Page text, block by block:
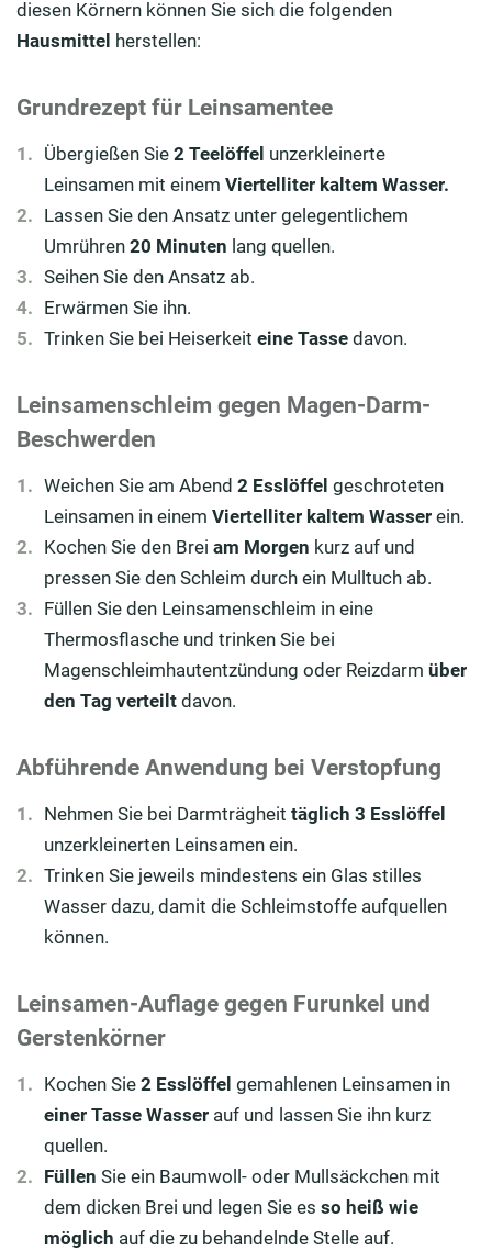
diesen Körnern können Sie sich die folgenden
Hausmittel herstellen:
Grundrezept für Leinsamentee
Übergießen Sie 2 Teelöffel unzerkleinerte
Leinsamen mit einem Viertelliter kaltem Wasser.
Lassen Sie den Ansatz unter gelegentlichem
Umrühren 20 Minuten lang quellen.
Seihen Sie den Ansatz ab.
Erwärmen Sie ihn.
Trinken Sie bei Heiserkeit eine Tasse davon.
Leinsamenschleim gegen Magen-Darm-
Beschwerden
Weichen Sie am Abend 2 Esslöffel geschroteten
Leinsamen in einem Viertelliter kaltem Wasser ein.
Kochen Sie den Brei am Morgen kurz auf und
pressen Sie den Schleim durch ein Mulltuch ab.
Füllen Sie den Leinsamenschleim in eine
Thermosflasche und trinken Sie bei
Magenschleimhautentzündung oder Reizdarm über
den Tag verteilt davon.
Abführende Anwendung bei Verstopfung
Nehmen Sie bei Darmträgheit täglich 3 Esslöffel
unzerkleinerten Leinsamen ein.
Trinken Sie jeweils mindestens ein Glas stilles
Wasser dazu, damit die Schleimstoffe aufquellen
können.
Leinsamen-Auflage gegen Furunkel und
Gerstenkörner
Kochen Sie 2 Esslöffel gemahlenen Leinsamen in
einer Tasse Wasser auf und lassen Sie ihn kurz
quellen.
Füllen Sie ein Baumwoll- oder Mullsäckchen mit
dem dicken Brei und legen Sie es so heiß wie
möglich auf die zu behandelnde Stelle auf.